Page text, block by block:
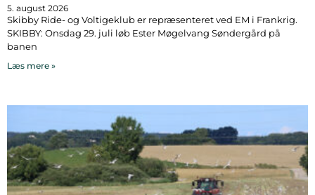
5. august 2026
Skibby Ride- og Voltigeklub er repræsenteret ved EM i Frankrig.
SKIBBY: Onsdag 29. juli løb Ester Møgelvang Søndergård på
banen
Læs mere »